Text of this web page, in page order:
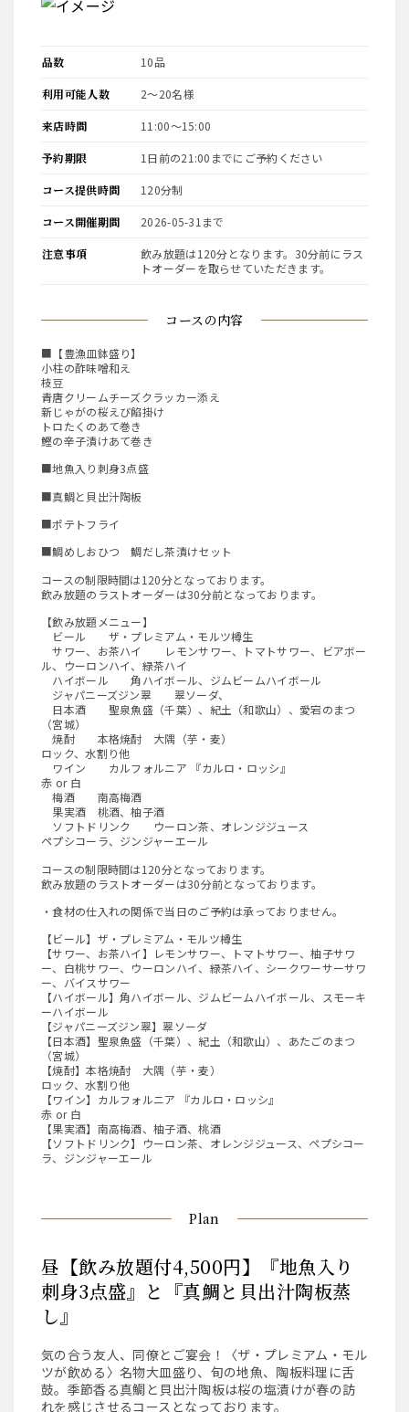
コースの内容
■【豊漁皿鉢盛り】
小柱の酢味噌和え
枝豆
青唐クリームチーズクラッカー添え
新じゃがの桜えび餡掛け
トロたくのあて巻き
鰹の辛子漬けあて巻き
■地魚入り刺身3点盛
■真鯛と貝出汁陶板
■ポテトフライ
■鯛めしおひつ 鯛だし茶漬けセット
コースの制限時間は120分となっております。
飲み放題のラストオーダーは30分前となっております。
【飲み放題メニュー】
ビール ザ・プレミアム・モルツ樽生
サワー、お茶ハイ レモンサワー、トマトサワー、ビアボー
ル、ウーロンハイ、緑茶ハイ
ハイボール 角ハイボール、ジムビームハイボール
ジャパニーズジン翠 翠ソーダ、
日本酒 聖泉魚盛（千葉）、紀土（和歌山）、愛宕のまつ
（宮城）
焼酎 本格焼酎 大隅（芋・麦）
ロック、水割り他
ワイン カルフォルニア 『カルロ・ロッシ』
赤 or 白
梅酒 南高梅酒
果実酒 桃酒、柚子酒
ソフトドリンク ウーロン茶、オレンジジュース
ペプシコーラ、ジンジャーエール
コースの制限時間は120分となっております。
飲み放題のラストオーダーは30分前となっております。
・食材の仕入れの関係で当日のご予約は承っておりません。
【ビール】ザ・プレミアム・モルツ樽生
【サワー、お茶ハイ】レモンサワー、トマトサワー、柚子サワ
ー、白桃サワー、ウーロンハイ、緑茶ハイ、シークワーサーサワ
ー、バイスサワー
【ハイボール】角ハイボール、ジムビームハイボール、スモーキ
ーハイボール
【ジャパニーズジン翠】翠ソーダ
【日本酒】聖泉魚盛（千葉）、紀土（和歌山）、あたごのまつ
（宮城）
【焼酎】本格焼酎 大隅（芋・麦）
ロック、水割り他
【ワイン】カルフォルニア 『カルロ・ロッシ』
赤 or 白
【果実酒】南高梅酒、柚子酒、桃酒
【ソフトドリンク】ウーロン茶、オレンジジュース、ペプシコー
ラ、ジンジャーエール
品数 10品
利用可能人数 2〜20名様
来店時間 11:00〜15:00
予約期限 1日前の21:00までにご予約ください
コース提供時間 120分制
コース開催期間 2026-05-31まで
注意事項
飲み放題は120分となります。30分前にラス
トオーダーを取らせていただきます。
Plan
昼【飲み放題付4,500円】『地魚入り
刺身3点盛』と『真鯛と貝出汁陶板蒸
し』
気の合う友人、同僚とご宴会！〈ザ・プレミアム・モル
ツが飲める〉名物大皿盛り、旬の地魚、陶板料理に舌
鼓。季節香る真鯛と貝出汁陶板は桜の塩漬けが春の訪
れを感じさせるコースとなっております。